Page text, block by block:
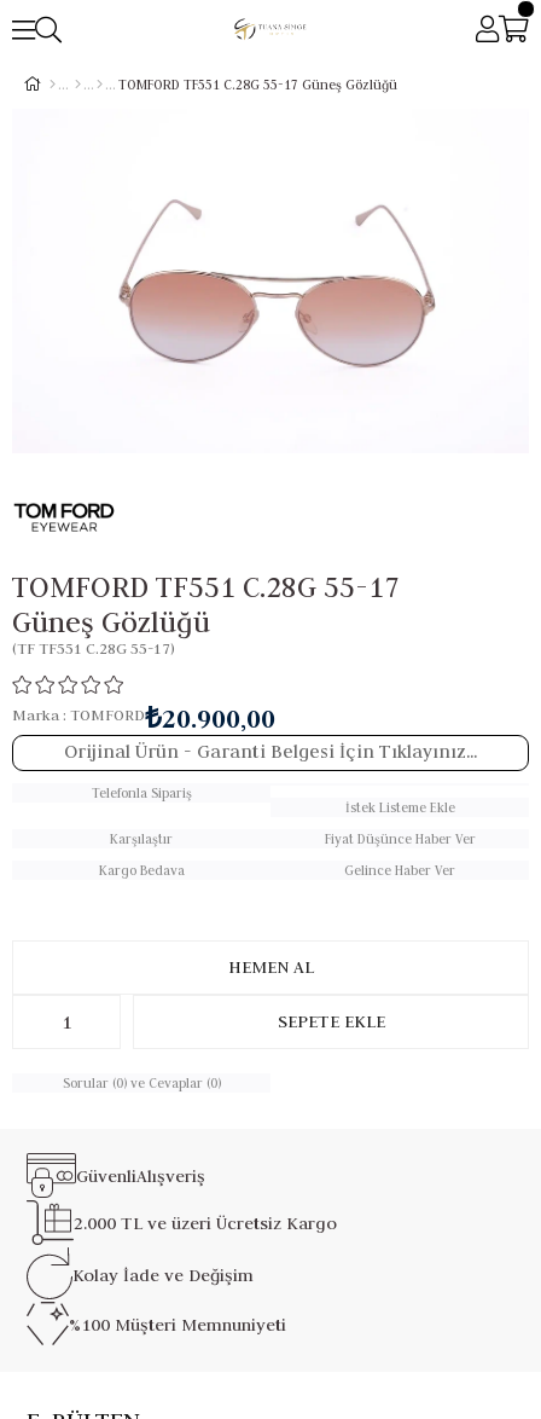
TOMFORD TF551 C.28G 55-17 Güneş Gözlüğü
TOMFORD TF551 C.28G 55-17
Güneş Gözlüğü
(TF TF551 C.28G 55-17)
Marka : TOMFORD₺20.900,00
Orijinal Ürün - Garanti Belgesi İçin Tıklayınız...
Telefonla Sipariş
İstek Listeme Ekle
Karşılaştır
Fiyat Düşünce Haber Ver
Kargo Bedava
Gelince Haber Ver
Sorular (0) ve Cevaplar (0)
GüvenliAlışveriş
2.000 TL ve üzeriÜcretsiz Kargo
Kolay İade ve Değişim
%100 Müşteri Memnuniyeti